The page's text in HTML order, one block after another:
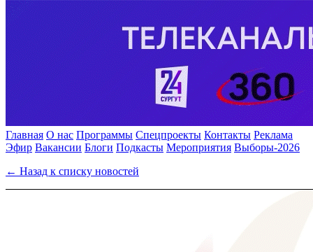
Главная О нас Программы Спецпроекты Контакты Реклама
Эфир Вакансии Блоги Подкасты Мероприятия Выборы-2026
← Назад к списку новостей